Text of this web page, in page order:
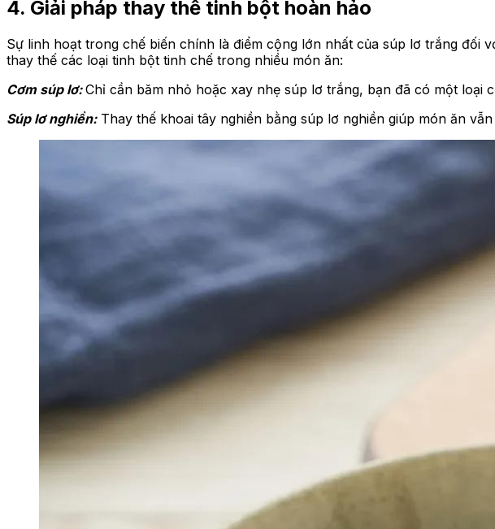
4. Giải pháp thay thế tinh bột hoàn hảo
Sự linh hoạt trong chế biến chính là điểm cộng lớn nhất của súp lơ trắng đối
thay thế các loại tinh bột tinh chế trong nhiều món ăn:
Cơm súp lơ:Chỉ cần băm nhỏ hoặc xay nhẹ súp lơ trắng, bạn đã có một loại
Súp lơ nghiền:Thay thế khoai tây nghiền bằng súp lơ nghiền giúp món ăn